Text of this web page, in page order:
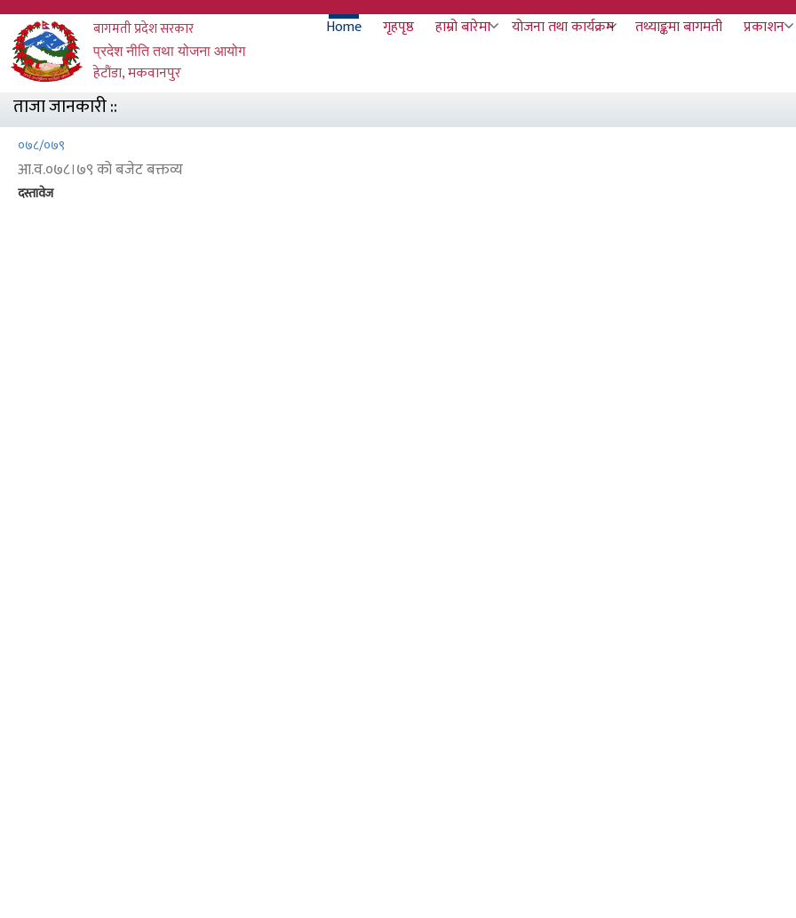
Skip
main
content
बागमती प्रदेश सरकार
प्रदेश नीति तथा योजना आयोग
हेटौंडा, मकवानपुर
मुख्य
Home गृहपृष्ठ हाम्रो बारेमा योजना तथा कार्यक्रम तथ्याङ्कमा बागमती प्रकाशन
ताजा जानकारी ::
०७८/०७९
आ.व.०७८।७९ को बजेट बक्तव्य
दस्तावेज